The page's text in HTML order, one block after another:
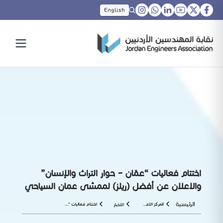
English
اختتام فعاليات “عمّان – حوار التراث والإنسان”
والاعلان عن أفضل (ريلز) لممشى عمان السياحي
الرئيسية الاخبار اختتام فعاليات “عمّان – حوار التراث والإنسان” والاعلان عن أفضل (ريلز) لممشى عمان السياحي